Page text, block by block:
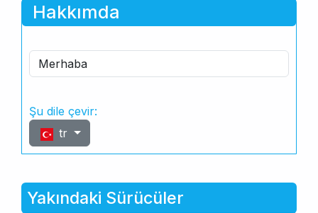
Hakkımda
Merhaba
Şu dile çevir:
tr
Yakındaki Sürücüler